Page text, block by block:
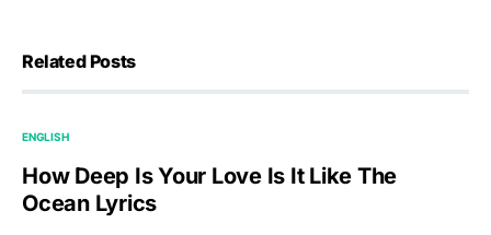
Related Posts
ENGLISH
How Deep Is Your Love Is It Like The
Ocean Lyrics